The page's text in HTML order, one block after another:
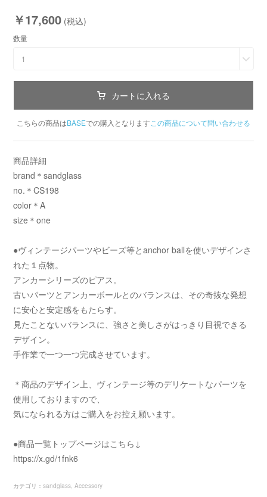
￥17,600 (税込)
数量
1
カートに入れる
こちらの商品はBASEでの購入となります この商品について問い合わせる
商品詳細
brand＊sandglass
no.＊CS198
color＊A
size＊one
●ヴィンテージパーツやビーズ等とanchor ballを使いデザインさ
れた１点物。
アンカーシリーズのピアス。
古いパーツとアンカーボールとのバランスは、その奇抜な発想
に安心と安定感をもたらす。
見たことないバランスに、強さと美しさがはっきり目視できる
デザイン。
手作業で一つ一つ完成させています。
＊商品のデザイン上、ヴィンテージ等のデリケートなパーツを
使用しておりますので、
気になられる方はご購入をお控え願います。
●商品一覧トップページはこちら↓
https://x.gd/1fnk6
カテゴリ ：sandglass Accessory